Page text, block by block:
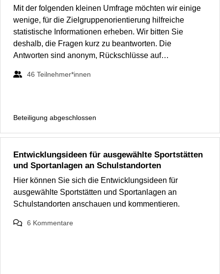
Mit der folgenden kleinen Umfrage möchten wir einige
wenige, für die Zielgruppenorientierung hilfreiche
statistische Informationen erheben. Wir bitten Sie
deshalb, die Fragen kurz zu beantworten. Die
Antworten sind anonym, Rückschlüsse auf…
46 Teilnehmer*innen
Beteiligung abgeschlossen
Entwicklungsideen für ausgewählte Sportstätten
und Sportanlagen an Schulstandorten
Hier können Sie sich die Entwicklungsideen für
ausgewählte Sportstätten und Sportanlagen an
Schulstandorten anschauen und kommentieren.
6 Kommentare